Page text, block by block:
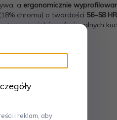
a ergonomicznie
chromu) o twardości 56–58
jak i profesjonalnych
i reklam, aby